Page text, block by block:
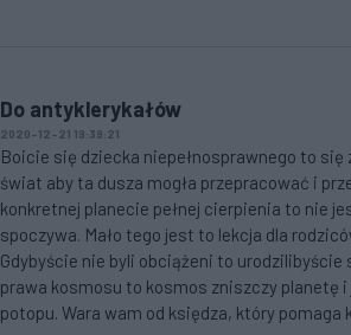
Do antyklerykałów
2020-12-21 19:39:21
Boicie się dziecka niepełnosprawnego to
świat aby ta dusza mogła przepracować i
konkretnej planecie pełnej cierpienia to nie
spoczywa. Mało tego jest to lekcja dla
Gdybyście nie byli obciążeni to
prawa kosmosu to kosmos zniszczy planetę
potopu. Wara wam od księdza, który